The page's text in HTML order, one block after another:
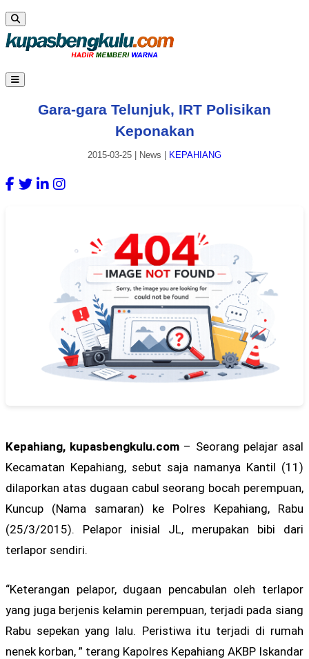
Gara-gara Telunjuk, IRT Polisikan
Keponakan
2015-03-25 News KEPAHIANG
Kepahiang, kupasbengkulu.com – Seorang pelajar asal
Kecamatan Kepahiang, sebut saja namanya Kantil (11)
dilaporkan atas dugaan cabul seorang bocah perempuan,
Kuncup (Nama samaran) ke Polres Kepahiang, Rabu
(25/3/2015). Pelapor inisial JL, merupakan bibi dari
terlapor sendiri.
“Keterangan pelapor, dugaan pencabulan oleh terlapor
yang juga berjenis kelamin perempuan, terjadi pada siang
Rabu sepekan yang lalu. Peristiwa itu terjadi di rumah
nenek korban, ” terang Kapolres Kepahiang AKBP Iskandar